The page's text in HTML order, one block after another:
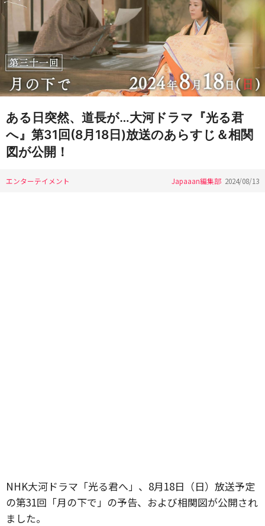
ある日突然、道長が…大河ドラマ『光る君
へ』第31回(8月18日)放送のあらすじ＆相関
図が公開！
エンターテイメント Japaaan編集部 2024/08/13
NHK大河ドラマ「光る君へ」、8月18日（日）放送予定
の第31回「月の下で」の予告、および相関図が公開され
ました。